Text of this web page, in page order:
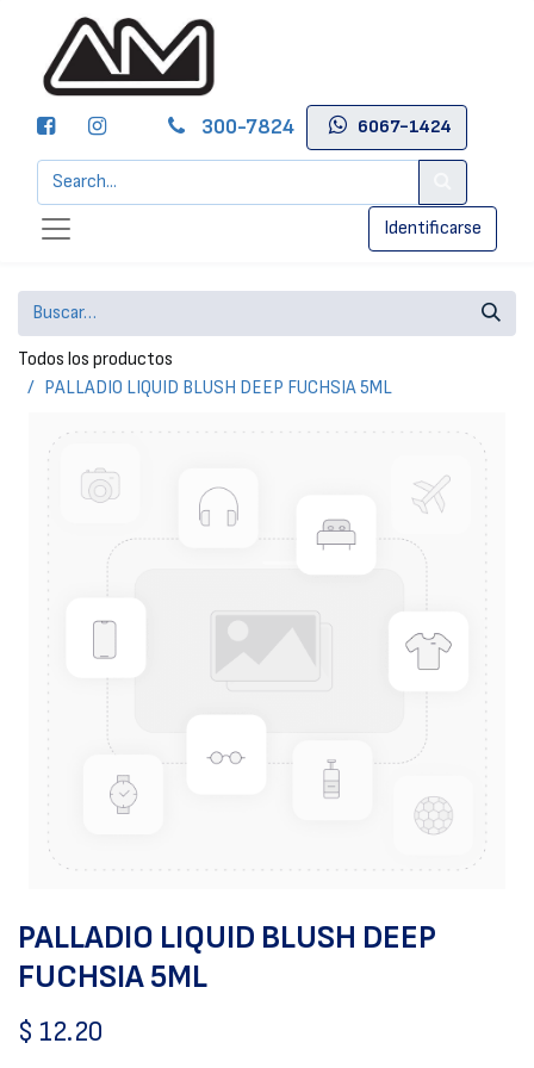
300-7824 6067-1424
Identificarse
Todos los productos
PALLADIO LIQUID BLUSH DEEP FUCHSIA 5ML
PALLADIO LIQUID BLUSH DEEP
FUCHSIA 5ML
$ 12.20